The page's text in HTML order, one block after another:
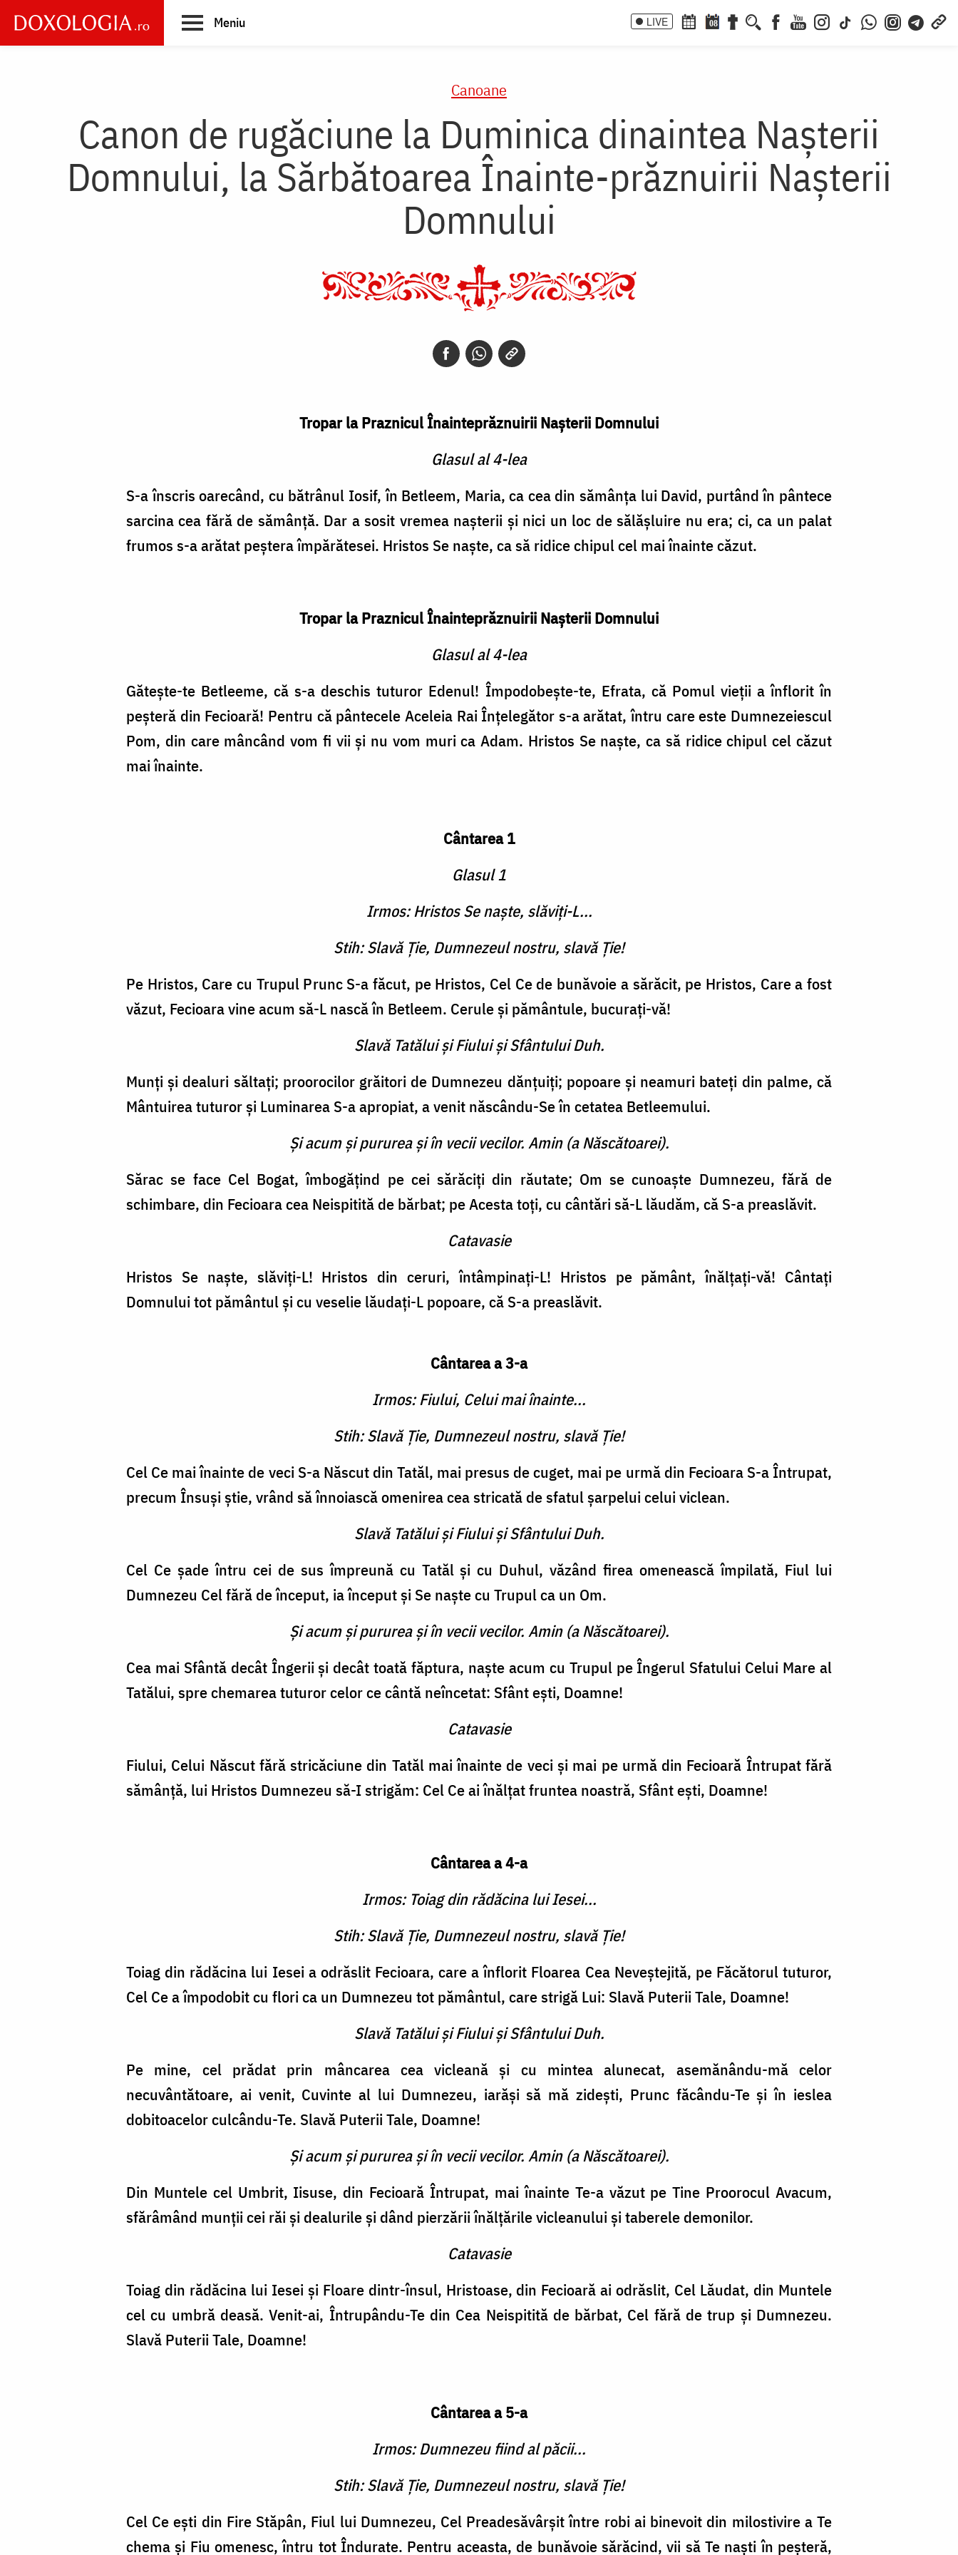
main
Meniu LIVE 08
Canoane
Canon de rugăciune la Duminica dinaintea Naşterii
Domnului, la Sărbătoarea Înainte-prăznuirii Naşterii
Domnului
Tropar la Praznicul Înainteprăznuirii Naşterii Domnului
Glasul al 4-lea
S-a înscris oarecând, cu bă­trânul Iosif, în Betleem, Maria, ca cea din sămânţa lui David, purtând în pântece
sarcina cea fără de sămânţă. Dar a sosit vremea naşterii şi nici un loc de sălăşluire nu era; ci, ca un palat
frumos s-a arătat peştera împă­rătesei. Hristos Se naşte, ca să ridice chipul cel mai înainte căzut.
Tropar la Praznicul Înainteprăznuirii Naşterii Domnului
Glasul al 4-lea
Găteşte-te Betleeme, că s-a deschis tuturor Edenul! Împodobeşte-te, Efrata, că Pomul vieţii a înflorit în
peşteră din Fecioară! Pentru că pântecele Aceleia Rai Înţelegător s-a ară­tat, întru care este Dumnezeies­cul
Pom, din care mâncând vom fi vii şi nu vom muri ca Adam. Hristos Se naşte, ca să ridice chipul cel căzut
mai înainte.
Cântarea 1
Glasul 1
Irmos: Hristos Se naşte, slăviţi-L...
Stih: Slavă Ţie, Dumnezeul nostru, slavă Ţie!
Pe Hristos, Care cu Trupul Prunc S-a făcut, pe Hristos, Cel Ce de bunăvoie a sărăcit, pe Hristos, Care a fost
văzut, Fecioara vine acum să-L nască în Betleem. Cerule şi pământule, bucuraţi-vă!
Slavă Tatălui şi Fiului şi Sfântului Duh.
Munţi şi dealuri săltaţi; proo­rocilor grăitori de Dumnezeu dănţuiţi; popoare şi neamuri bateţi din palme, că
Mântuirea tuturor şi Luminarea S-a apropiat, a venit născându-Se în cetatea Betleemului.
Şi acum şi pururea şi în vecii vecilor. Amin (a Născătoarei).
Sărac se face Cel Bogat, îm­bogăţind pe cei sărăciţi din răutate; Om se cunoaşte Dum­nezeu, fără de
schimbare, din Fecioara cea Neispitită de bărbat; pe Acesta toţi, cu cântări să-L lăudăm, că S-a preaslăvit.
Catavasie
Hristos Se naşte, slăviţi-L! Hristos din ceruri, întâmpinaţi-L! Hristos pe pământ, înălţaţi-vă! Cântaţi
Domnului tot pământul şi cu veselie lăudaţi-L popoare, că S-a preaslăvit.
Cântarea a 3-a
Irmos: Fiului, Celui mai înainte...
Stih: Slavă Ţie, Dumnezeul nostru, slavă Ţie!
Cel Ce mai înainte de veci S-a Născut din Tatăl, mai presus de cuget, mai pe urmă din Fecioara S-a Întrupat,
pre­cum Însuşi ştie, vrând să înno­iască omenirea cea stricată de sfatul şarpelui celui viclean.
Slavă Tatălui şi Fiului şi Sfântului Duh.
Cel Ce şade întru cei de sus împreună cu Tatăl şi cu Duhul, văzând firea omenească împi­lată, Fiul lui
Dumnezeu Cel fără de început, ia început şi Se naşte cu Trupul ca un Om.
Şi acum şi pururea şi în vecii vecilor. Amin (a Născătoarei).
Cea mai Sfântă decât Îngerii şi decât toată făptura, naşte acum cu Trupul pe Îngerul Sfa­tului Celui Mare al
Tatălui, spre chemarea tuturor celor ce cântă neîncetat: Sfânt eşti, Doamne!
Catavasie
Fiului, Celui Născut fără stricăciune din Tatăl mai înainte de veci şi mai pe urmă din Fecioară Întrupat fără
sămânţă, lui Hristos Dumnezeu să-I strigăm: Cel Ce ai înălţat fruntea noastră, Sfânt eşti, Doamne!
Cântarea a 4-a
Irmos: Toiag din rădăcina lui Iesei...
Stih: Slavă Ţie, Dumnezeul nostru, slavă Ţie!
Toiag din rădăcina lui Iesei a odrăslit Fecioara, care a înflorit Floarea Cea Ne­veştejită, pe Făcătorul tuturor,
Cel Ce a împodobit cu flori ca un Dumnezeu tot pământul, care strigă Lui: Slavă Puterii Tale, Doamne!
Slavă Tatălui şi Fiului şi Sfântului Duh.
Pe mine, cel prădat prin mân­carea cea vicleană şi cu mintea alunecat, asemănându-mă celor
necuvântătoare, ai venit, Cuvin­te al lui Dumnezeu, iarăşi să mă zideşti, Prunc făcându-Te şi în ieslea
dobitoacelor culcându-Te. Slavă Puterii Tale, Doamne!
Şi acum şi pururea şi în vecii vecilor. Amin (a Născătoarei).
Din Muntele cel Umbrit, Iisuse, din Fecioară Întrupat, mai înainte Te-a văzut pe Tine Proorocul Avacum,
sfărâmând munţii cei răi şi dealurile şi dând pierzării înălţările vicleanului şi taberele demonilor.
Catavasie
Toiag din rădăcina lui Iesei şi Floare dintr-însul, Hristoase, din Fecioară ai odrăslit, Cel Lăudat, din Muntele
cel cu umbră deasă. Venit-ai, Întrupându-Te din Cea Neispitită de bărbat, Cel fără de trup şi Dumnezeu.
Slavă Puterii Tale, Doamne!
Cântarea a 5-a
Irmos: Dumnezeu fiind al păcii...
Stih: Slavă Ţie, Dumnezeul nostru, slavă Ţie!
Cel Ce eşti din Fire Stăpân, Fiul lui Dumnezeu, Cel Preadesăvârşit între robi ai bi­nevoit din milostivire a Te
che­ma şi Fiu omenesc, întru tot Îndurate. Pentru aceasta, de bu­năvoie sărăcind, vii să Te naşti în peşteră,